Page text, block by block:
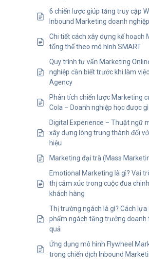
6 chiến lược giúp tăng truy cập
Inbound Marketing doanh nghiệp
Chi tiết cách xây dựng kế hoạch
tổng thể theo mô hình SMART
Quy trình tư vấn Marketing
nghiệp cần biết trước khi làm
Agency
Phân tích chiến lược Marketing
Cola – Doanh nghiệp học được
Digital Experience – Thuật ngữ
xây dựng lòng trung thành đối
hiệu
Marketing đại trà (Mass
Emotional Marketing là gì? Vai
thị cảm xúc trong cuộc đua
khách hàng
Thị trường ngách là gì? Cách lựa
phẩm ngách tăng trưởng doanh
quả
Ứng dụng mô hình Flywheel
trong chiến dịch Inbound